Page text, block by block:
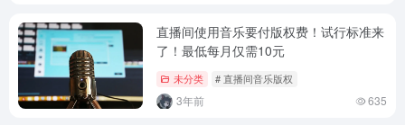
直播间使用音乐要付版权费！试行标准来
了！最低每月仅需10元
未分类 # 直播间音乐版权
3年前 635